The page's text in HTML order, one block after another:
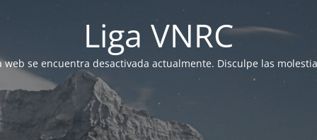
Liga VNRC
web se encuentra desactivada actualmente. Disculpe las